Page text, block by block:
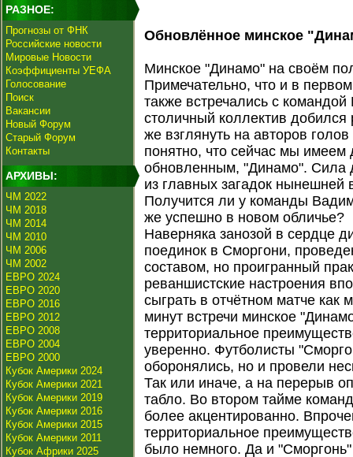
РАЗНОЕ:
Прогнозы от ФНК
Российские новости
Мировые Новости
Коэффициенты УЕФА
Голосование
Поиск
Вакансии
Новый Форум
Старый Форум
Контакты
АРХИВЫ:
ЧМ 2022
ЧМ 2018
ЧМ 2014
ЧМ 2010
ЧМ 2006
ЧМ 2002
ЕВРО 2024
ЕВРО 2020
ЕВРО 2016
ЕВРО 2012
ЕВРО 2008
ЕВРО 2004
ЕВРО 2000
Кубок Америки 2024
Кубок Америки 2021
Кубок Америки 2019
Кубок Америки 2016
Кубок Америки 2015
Кубок Америки 2011
Кубок Африки 2025
Обновлённое минское
Минское "Динамо" на своём
Примечательно, что и в
также встречались с
столичный коллектив
же взглянуть на авторов
понятно, что сейчас мы
обновленным, "Динамо". Сила
из главных загадок
Получится ли у команды
же успешно в новом обличье?
Наверняка занозой в сердце
поединок в Сморгони,
составом, но проигранный
реваншистские настроения
сыграть в отчётном матче
минут встречи минское
территориальное
уверенно. Футболисты
оборонялись, но и провели
Так или иначе, а на перерыв
табло. Во втором тайме
более акцентированно.
территориальное
было немного. Да и